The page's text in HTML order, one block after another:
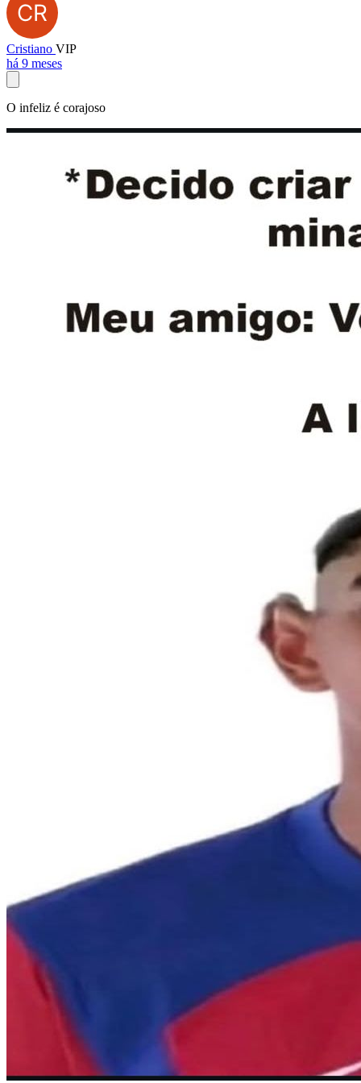
Cristiano VIP
há 9 meses
O infeliz é corajoso